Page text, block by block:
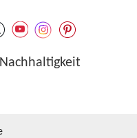
Nachhaltigkeit